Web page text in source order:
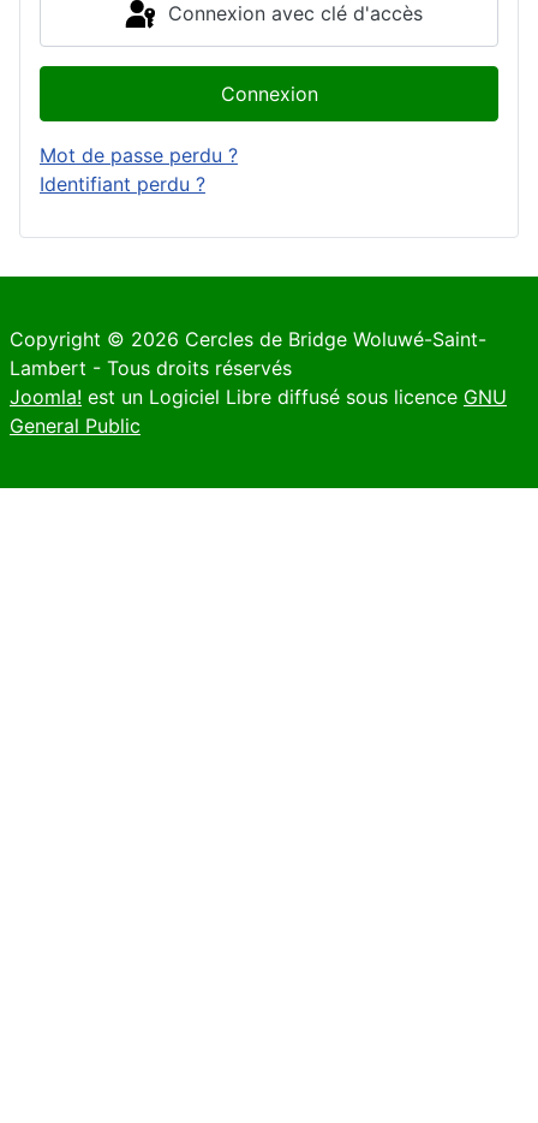
Connexion avec clé d'accès
Connexion
Mot de passe perdu ?
Identifiant perdu ?
Copyright © 2026 Cercles de Bridge Woluwé-Saint-
Lambert - Tous droits réservés
Joomla! est un Logiciel Libre diffusé sous licence GNU
General Public